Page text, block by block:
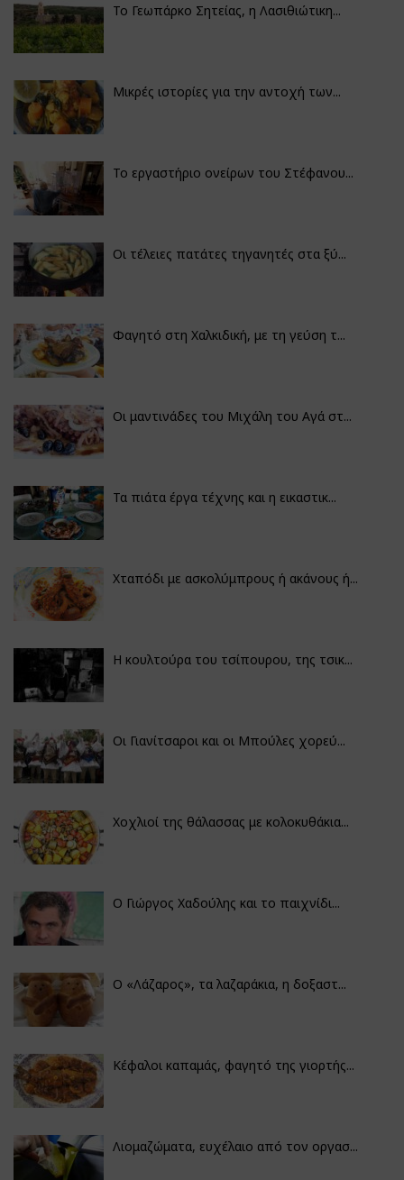
Το Γεωπάρκο Σητείας, η Λασιθιώτικη...
Μικρές ιστορίες για την αντοχή των...
Το εργαστήριο ονείρων του Στέφανου...
Οι τέλειες πατάτες τηγανητές στα ξύ...
Φαγητό στη Χαλκιδική, με τη γεύση τ...
Οι μαντινάδες του Μιχάλη του Αγά στ...
Τα πιάτα έργα τέχνης και η εικαστικ...
Χταπόδι με ασκολύμπρους ή ακάνους ή...
Η κουλτούρα του τσίπουρου, της τσικ...
Οι Γιανίτσαροι και οι Μπούλες χορεύ...
Χοχλιοί της θάλασσας με κολοκυθάκια...
Ο Γιώργος Χαδούλης και το παιχνίδι...
Ο «Λάζαρος», τα λαζαράκια, η δοξαστ...
Κέφαλοι καπαμάς, φαγητό της γιορτής...
Λιομαζώματα, ευχέλαιο από τον οργασ...